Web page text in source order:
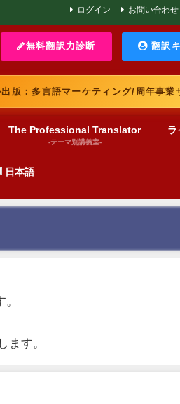
ログイン お問い合わせ
無料翻訳力診断 翻訳
版：多言語マーケティング/周年事業
The Professional Translator
-テーマ別講義室-
ラ
日本語
ます。